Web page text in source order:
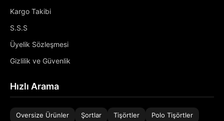
Kargo Takibi
S.S.S
Üyelik Sözleşmesi
Gizlilik ve Güvenlik
Hızlı Arama
Oversize Ürünler Şortlar Tişörtler
Polo Tişörtler